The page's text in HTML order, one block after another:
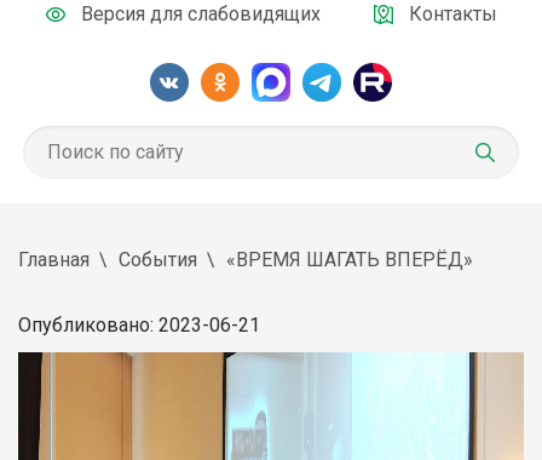
Версия для слабовидящих Контакты
Главная События «ВРЕМЯ ШАГАТЬ ВПЕРЁД»
Опубликовано: 2023-06-21